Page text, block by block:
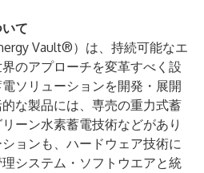
て
Vault®）は、持続可能なエ
のアプローチを変革すべく設
ソリューションを開発・展開
な製品には、専売の重力式蓄
ーン水素蓄電技術などがあり
ョンも、ハードウェア技術に
システム・ソフトウエアと統